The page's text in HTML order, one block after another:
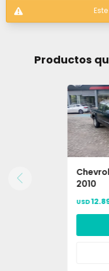
Productos
2010
USD